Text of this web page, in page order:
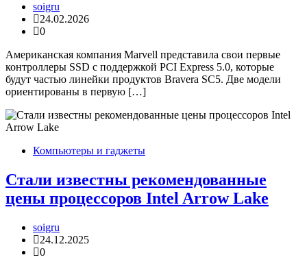
soigru
24.02.2026
0
Американская компания Marvell представила свои первые
контроллеры SSD с поддержкой PCI Express 5.0, которые
будут частью линейки продуктов Bravera SC5. Две модели
ориентированы в первую […]
Компьютеры и гаджеты
Стали известны рекомендованные
цены процессоров Intel Arrow Lake
soigru
24.12.2025
0